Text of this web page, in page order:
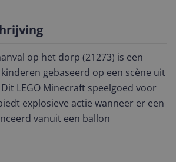
op het dorp (21273) is een
gebaseerd op een scène uit
LEGO Minecraft speelgoed voor
explosieve actie wanneer er een
vanuit een ballon